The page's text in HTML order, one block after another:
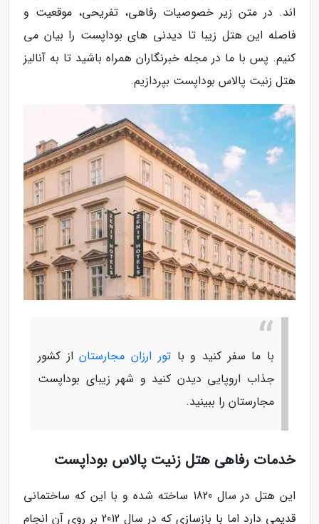
اند. در متن زیر خصوصیات رفاهی، تفریحی، موقعیت و
فاصله این هتل زیبا تا دیدنی های بوداپست را بیان می
کنیم. پس با ما در مجله خبرنگاران همراه باشید تا به آنالیز
هتل زنیت پالاس بوداپست بپردازیم.
با ما سفر کنید و باتور ارزان مجارستاناز کشور
جذاب اروپایی دیدن کنید و شهر زیبای بوداپست
مجارستان را ببینید.
خدمات رفاهی هتل زنیت پالاس بوداپست
این هتل در سال 1820 ساخته شده و با این که ساختمانی
قدیمی دارد اما با بازسازی که در سال 2012 بر روی آن انجام